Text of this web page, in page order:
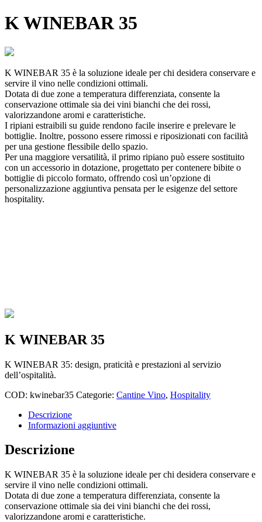
K WINEBAR 35
K WINEBAR 35 è la soluzione ideale per chi desidera conservare e
servire il vino nelle condizioni ottimali.
Dotata di due zone a temperatura differenziata, consente la
conservazione ottimale sia dei vini bianchi che dei rossi,
valorizzandone aromi e caratteristiche.
I ripiani estraibili su guide rendono facile inserire e prelevare le
bottiglie. Inoltre, possono essere rimossi e riposizionati con facilità
per una gestione flessibile dello spazio.
Per una maggiore versatilità, il primo ripiano può essere sostituito
con un accessorio in dotazione, progettato per contenere bibite o
bottiglie di piccolo formato, offrendo così un’opzione di
personalizzazione aggiuntiva pensata per le esigenze del settore
hospitality.
K WINEBAR 35
K WINEBAR 35: design, praticità e prestazioni al servizio
dell’ospitalità.
COD: kwinebar35 Categorie: Cantine Vino, Hospitality
Descrizione
Informazioni aggiuntive
Descrizione
K WINEBAR 35 è la soluzione ideale per chi desidera conservare e
servire il vino nelle condizioni ottimali.
Dotata di due zone a temperatura differenziata, consente la
conservazione ottimale sia dei vini bianchi che dei rossi,
valorizzandone aromi e caratteristiche.